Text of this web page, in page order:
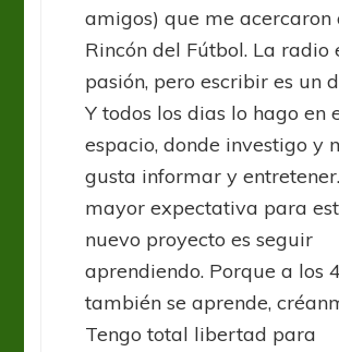
amigos) que me acercaron
Rincón del Fútbol. La radio
pasión, pero escribir es un
Y todos los dias lo hago en
espacio, donde investigo y
gusta informar y
mayor expectativa para
nuevo proyecto es seguir
aprendiendo. Porque a los
también se aprende,
Tengo total libertad para